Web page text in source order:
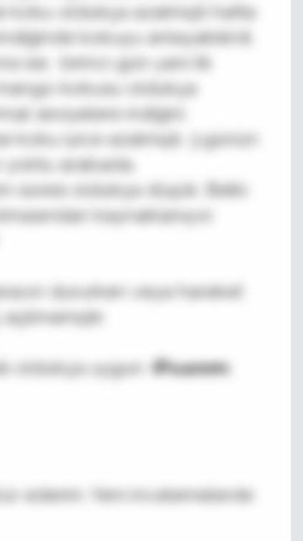
oldukça azalmıştı hatta
kokuyu anlayabilirdi.
ise; birinci gün yani ilk
kokusu oldukça
seviyelere indiğini
koku iyice azalmıştı. 3.günün
yoktu arabada.
süresi oldukça düşük. Belki
kaynaklanıyor
dururken veya hareket
oldukça uygun.
(Puanım:
ederim. Yeni incelemelerde